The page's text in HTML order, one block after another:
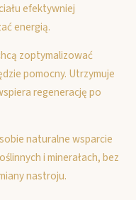
efektywniej
energią.
zoptymalizować
pomocny. Utrzymuje
regenerację po
naturalne wsparcie
i minerałach, bez
nastroju.